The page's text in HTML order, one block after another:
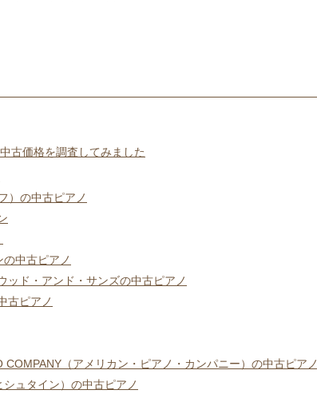
古価格を調査してみました
）の中古ピアノ
の中古ピアノ
ッド・アンド・サンズの中古ピアノ
古ピアノ
COMPANY（アメリカン・ピアノ・カンパニー）の中古ピアノ
ュタイン）の中古ピアノ